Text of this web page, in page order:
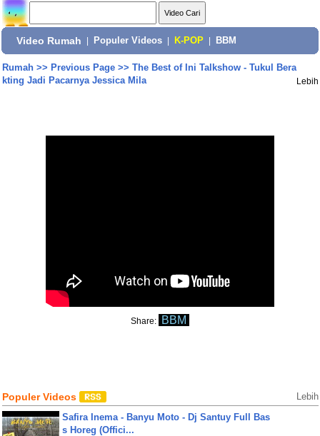
Video Rumah Populer Videos K-POP BBM
Rumah>> Previous Page>> The Best of Ini Talkshow - Tukul Bera
kting Jadi Pacarnya Jessica Mila
Lebih
Share: BBM
Populer Videos Lebih
Safira Inema - Banyu Moto - Dj Santuy Full Bas
s Horeg (Offici...